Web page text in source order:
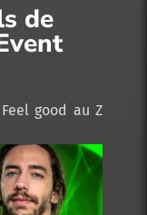
de
good au Z